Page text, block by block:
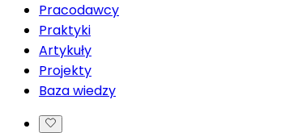
Pracodawcy
Praktyki
Artykuły
Projekty
Baza wiedzy